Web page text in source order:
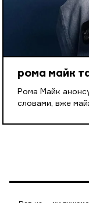
рома майк
Рома Майк
словами, вже